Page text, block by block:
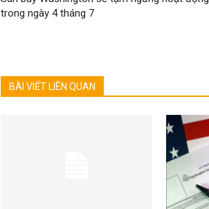
trong ngày 4 tháng 7
BÀI VIẾT LIÊN QUAN